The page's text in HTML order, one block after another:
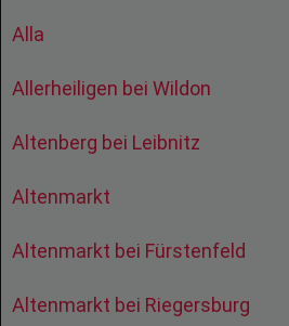
Alla
Allerheiligen bei Wildon
Altenberg bei Leibnitz
Altenmarkt
Altenmarkt bei Fürstenfeld
Altenmarkt bei Riegersburg